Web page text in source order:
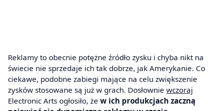
Reklamy to obecnie potężne źródło zysku i chyba nikt na
świecie nie sprzedaje ich tak dobrze, jak Amerykanie. Co
ciekawe, podobne zabiegi mające na celu zwiększenie
zysków stosowane są już w grach. Dosłownie wczoraj
Electronic Arts ogłosiło, że w ich produkcjach zaczną